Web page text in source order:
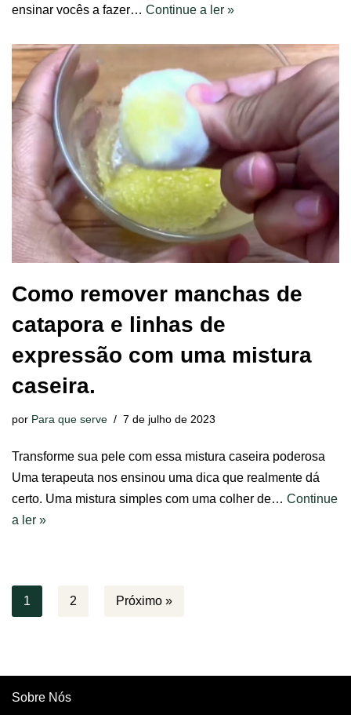
ensinar vocês a fazer… Continue a ler »
Como remover manchas de
catapora e linhas de
expressão com uma mistura
caseira.
por Para que serve 7 de julho de 2023
Transforme sua pele com essa mistura caseira poderosa
Uma terapeuta nos ensinou uma dica que realmente dá
certo. Uma mistura simples com uma colher de… Continue
a ler »
1 2 Próximo »
Sobre Nós